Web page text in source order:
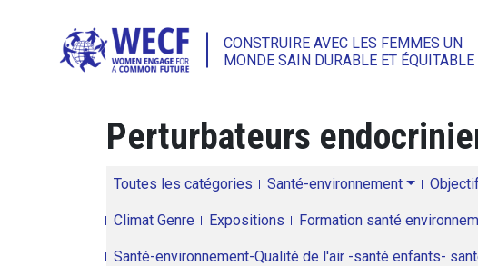
CONSTRUIRE AVEC LES FEMMES UN
MONDE SAIN DURABLE ET ÉQUITABLE
Perturbateurs
Toutes les catégories Santé-environnement
Climat Genre Expositions Formation santé
Santé-environnement-Qualité de l'air -santé enfants-